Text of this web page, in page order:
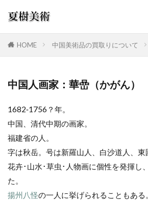
HOME 中国美術品の買取りについて
中国人画家：華嵒（かがん）
1682‐1756？年。
中国、清代中期の画家。
福建省の人。
字は秋岳。号は新羅山人、白沙道人、東
花卉･山水･草虫･人物画に個性を発揮し
た。
揚州八怪の一人に挙げられることもある。
カテゴリー